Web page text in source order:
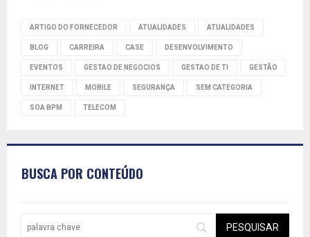
ARTIGO DO FORNECEDOR ATUALIDADES ATUALIDADES
BLOG CARREIRA CASE DESENVOLVIMENTO
EVENTOS GESTAO DE NEGOCIOS GESTAO DE TI GESTÃO
INTERNET MOBILE SEGURANÇA SEM CATEGORIA
SOA BPM TELECOM
BUSCA POR CONTEÚDO